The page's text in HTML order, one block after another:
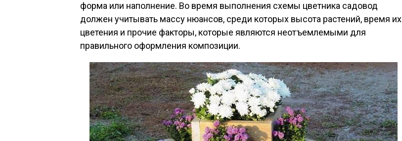
форма или наполнение. Во время выполнения схемы цветника садовод
должен учитывать массу нюансов, среди которых высота растений, время их
цветения и прочие факторы, которые являются неотъемлемыми для
правильного оформления композиции.